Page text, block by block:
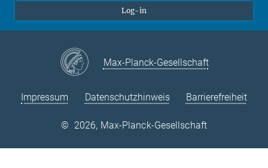
Max-Planck-Campus Tübingen
Stellenangebote
VPN-Hilfe
Log-in
Max-Planck-Gesellschaft
Impressum Datenschutzhinweis Barrierefreiheit
© 2026, Max-Planck-Gesellschaft